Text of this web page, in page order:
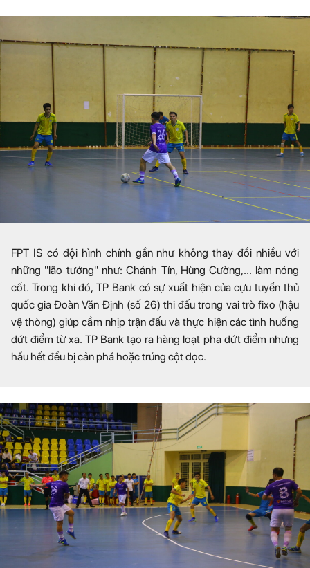
FPT IS có đội hình chính gần như không thay đổi nhiều với
những "lão tướng" như: Chánh Tín, Hùng Cường,... làm nóng
cốt. Trong khi đó, TP Bank có sự xuất hiện của cựu tuyển thủ
quốc gia Đoàn Văn Định (số 26) thi đấu trong vai trò fixo (hậu
vệ thòng) giúp cầm nhịp trận đấu và thực hiện các tình huống
dứt điểm từ xa. TP Bank tạo ra hàng loạt pha dứt điểm nhưng
hầu hết đều bị cản phá hoặc trúng cột dọc.